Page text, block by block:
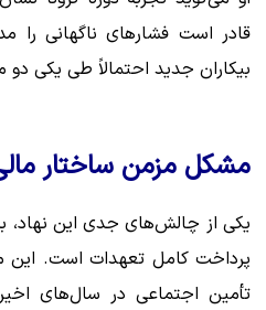
قادر است فشارهای ناگهانی را
بیکاران جدید احتمالاً طی یکی
مشکل مزمن ساختار
یکی از چالش‌های جدی این نهاد،
پرداخت کامل تعهدات است. این
تأمین اجتماعی در سال‌های